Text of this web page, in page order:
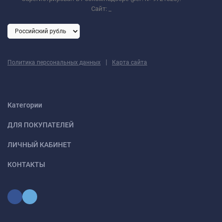
Сайт:
Политика персональных данных | Карта сайта
Категории
ДЛЯ ПОКУПАТЕЛЕЙ
ЛИЧНЫЙ КАБИНЕТ
КОНТАКТЫ